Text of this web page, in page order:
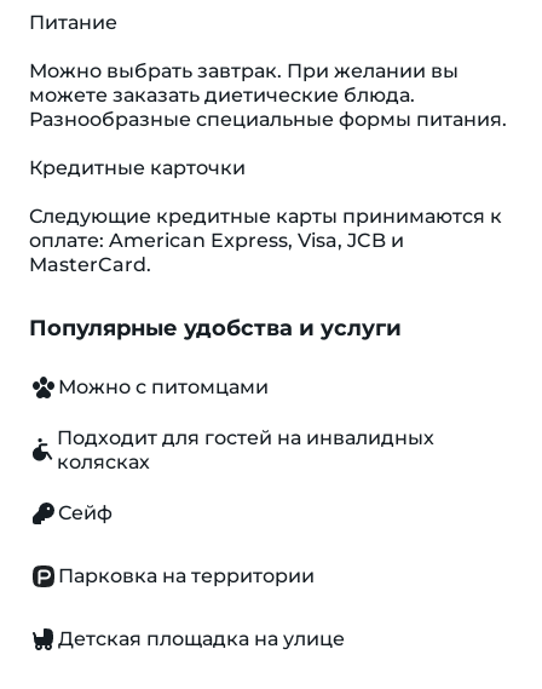
Питание
Можно выбрать завтрак. При желании вы
можете заказать диетические блюда.
Разнообразные специальные формы питания.
Кредитные карточки
Следующие кредитные карты принимаются к
оплате: American Express, Visa, JCB и
MasterCard.
Популярные удобства и услуги
Можно с питомцами
Подходит для гостей на инвалидных
колясках
Сейф
Парковка на территории
Детская площадка на улице